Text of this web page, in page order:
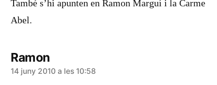
També s’hi apunten en Ramon Marguí i la Carme
Abel.
Ramon
diu:
14 juny 2010 a les 10:58